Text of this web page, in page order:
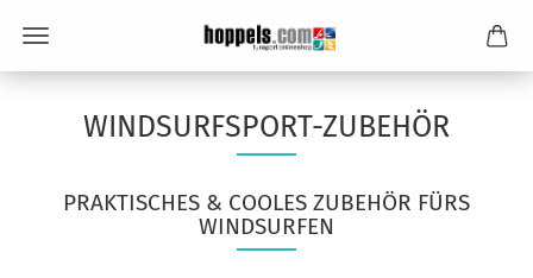
WINDSURFSPORT-ZUBEHÖR
PRAKTISCHES & COOLES ZUBEHÖR FÜRS
WINDSURFEN